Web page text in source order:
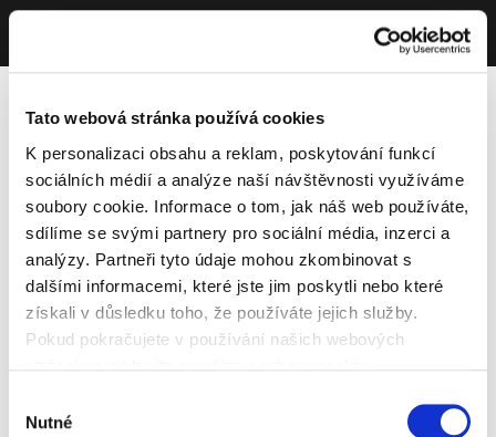
Tato webová stránka používá cookies
K personalizaci obsahu a reklam, poskytování funkcí
sociálních médií a analýze naší návštěvnosti využíváme
soubory cookie. Informace o tom, jak náš web používáte,
sdílíme se svými partnery pro sociální média, inzerci a
analýzy. Partneři tyto údaje mohou zkombinovat s
dalšími informacemi, které jste jim poskytli nebo které
získali v důsledku toho, že používáte jejich služby.
Pokud pokračujete v používání našich webových
souhlasu
Nutné